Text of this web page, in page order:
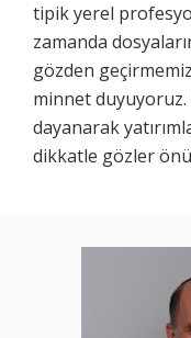
tipik yerel
zamanda
gözden
minnet duyuyoruz.
dayanarak
dikkatle gözler